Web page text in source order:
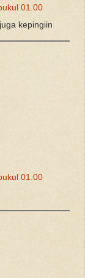
01.00
kepingiin
01.00